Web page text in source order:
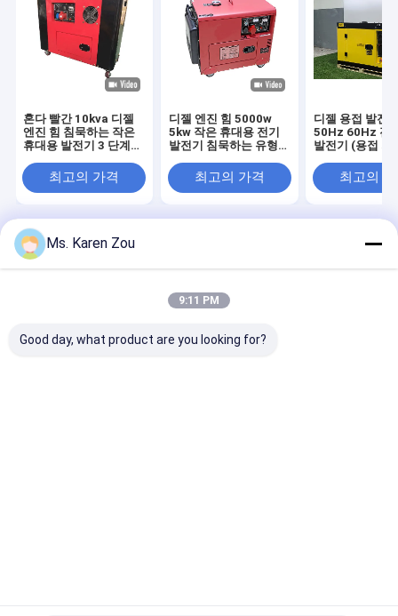
혼다 빨간 10kva 디젤
엔진 힘 침묵하는 작은
휴대용 발전기 3 단계
최고의 가격
디젤 엔진 힘 5000w
5kw 작은 휴대용 전기
발전기 침묵하는 유형
최고의 가격
디젤 용접 발전
50Hz 60Hz 전
발전기 (용접 기
최고의
홈 사이트맵
중국 공장.Copyright © 2026 Wuxi Gpro
Power Solution Co., Ltd. All Rights Reserved.
Ms. Karen Zou
9:11 PM
Good day, what product are you looking for?